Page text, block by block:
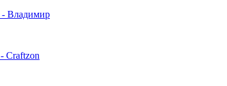
- Владимир
- Craftzon